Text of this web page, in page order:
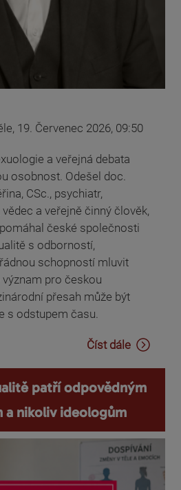
19. Červenec 2026, 09:50
a veřejná debata
osobnost. Odešel doc.
CSc., psychiatr,
a veřejně činný člověk,
české společnosti
s odborností,
schopností mluvit
pro českou
přesah může být
s odstupem času.
Číst dále
patří odpovědným
a nikoliv ideologům